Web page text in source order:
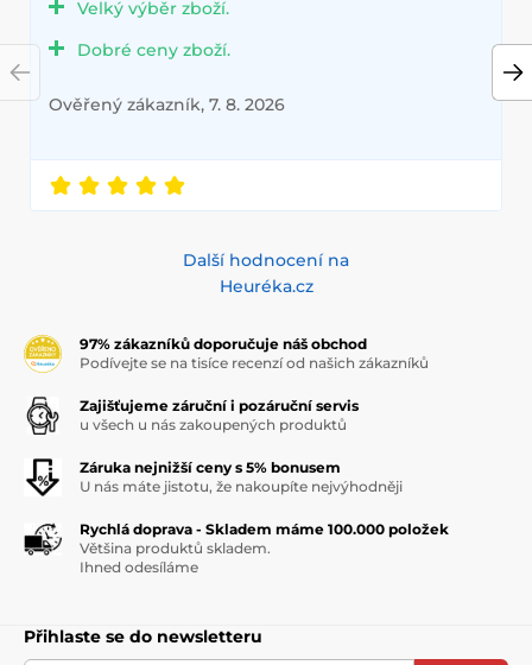
Velký výběr zboží.
Dobré ceny zboží.
Ověřený zákazník, 7. 8. 2026
Další hodnocení na
Heuréka.cz
97% zákazníků doporučuje náš obchod
Podívejte se na tisíce recenzí od našich zákazníků
Zajišťujeme záruční i pozáruční servis
u všech u nás zakoupených produktů
Záruka nejnižší ceny s 5% bonusem
U nás máte jistotu, že nakoupíte nejvýhodněji
Rychlá doprava - Skladem máme 100.000 položek
Většina produktů skladem.
Ihned odesíláme
Přihlaste se do newsletteru